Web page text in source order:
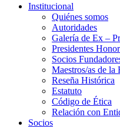
Institucional
Quiénes somos
Autoridades
Galería de Ex –
Presidentes
Socios
Maestros/as de la
Reseña Histórica
Estatuto
Código de Ética
Relación con
Socios